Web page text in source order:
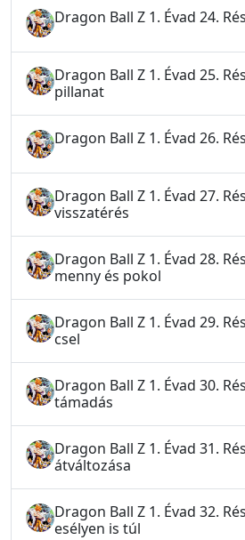
Dragon Ball Z 1. Évad 24.
Dragon Ball Z 1. Évad 25.
pillanat
Dragon Ball Z 1. Évad 26.
Dragon Ball Z 1. Évad 27.
visszatérés
Dragon Ball Z 1. Évad 28.
menny és pokol
Dragon Ball Z 1. Évad 29.
csel
Dragon Ball Z 1. Évad 30.
támadás
Dragon Ball Z 1. Évad 31.
átváltozása
Dragon Ball Z 1. Évad 32.
esélyen is túl